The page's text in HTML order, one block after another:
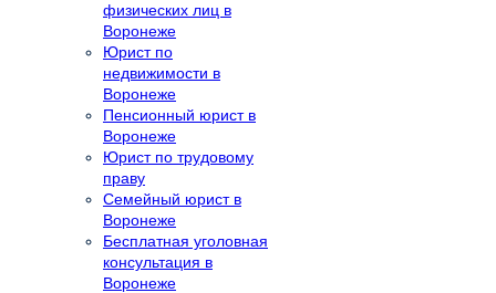
физических лиц в
Воронеже
Юрист по
недвижимости в
Воронеже
Пенсионный юрист в
Воронеже
Юрист по трудовому
праву
Семейный юрист в
Воронеже
Бесплатная уголовная
консультация в
Воронеже